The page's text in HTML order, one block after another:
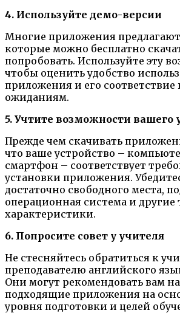
4. Используйте демо-версии
Многие приложения
которые можно бесплатно
попробовать. Используйте эту
чтобы оценить удобство
приложения и его
ожиданиям.
5. Учтите возможности вашего
Прежде чем скачивать
что ваше устройство –
смартфон – соответствует
установки приложения.
достаточно свободного места,
операционная система и другие
характеристики.
6. Попросите совет у учителя
Не стесняйтесь обратиться к
преподавателю английского
Они могут рекомендовать вам
подходящие приложения на
уровня подготовки и целей